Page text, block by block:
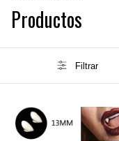
Productos
Filtrar